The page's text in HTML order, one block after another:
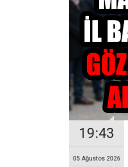
19:43
05 Ağustos 2026